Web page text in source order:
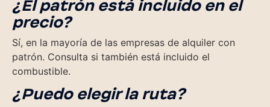
¿El patrón está incluido en el
precio?
Sí, en la mayoría de las empresas de alquiler con
patrón. Consulta si también está incluido el
combustible.
¿Puedo elegir la ruta?